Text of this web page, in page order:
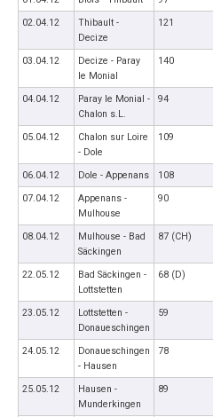
02.04.12
Thibault -
Decize
121
03.04.12
Decize - Paray
le Monial
140
04.04.12
Paray le Monial -
Chalon s.L.
94
05.04.12
Chalon sur Loire
- Dole
109
06.04.12 Dole - Appenans 108
07.04.12
Appenans -
Mulhouse
90
08.04.12
Mulhouse - Bad
Säckingen
87 (CH)
22.05.12
Bad Säckingen -
Lottstetten
68 (D)
23.05.12
Lottstetten -
Donaueschingen
59
24.05.12
Donaueschingen
- Hausen
78
25.05.12
Hausen -
Munderkingen
89